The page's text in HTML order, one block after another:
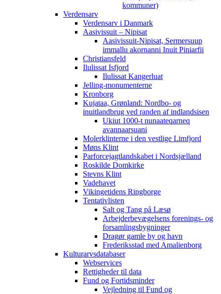
kommuner)
Verdensarv
Verdensarv i Danmark
Aasivissuit – Nipisat
Aasivissuit-Nipisat, Sermersuup
immallu akornanni Inuit Piniarfii
Christiansfeld
Ilulissat Isfjord
Ilulissat Kangerluat
Jelling-monumenterne
Kronborg
Kujataa, Grønland: Nordbo- og
inuitlandbrug ved randen af indlandsisen
Ukiut 1000-t nunaateqarneq
avannaarsuani
Molerklinterne i den vestlige Limfjord
Møns Klint
Parforcejagtlandskabet i Nordsjælland
Roskilde Domkirke
Stevns Klint
Vadehavet
Vikingetidens Ringborge
Tentativlisten
Salt og Tang på Læsø
Arbejderbevægelsens forenings- og
forsamlingsbygninger
Dragør gamle by og havn
Frederiksstad med Amalienborg
Kulturarvsdatabaser
Webservices
Rettigheder til data
Fund og Fortidsminder
Vejledning til Fund og